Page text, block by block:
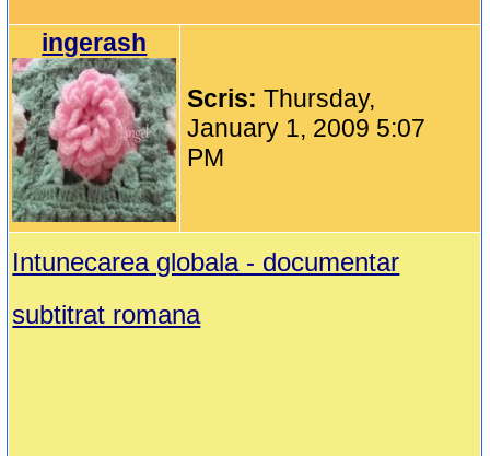
ingerash
Scris:Thursday,
January 1, 2009 5:07
PM
Intunecarea globala - documentar
subtitrat romana